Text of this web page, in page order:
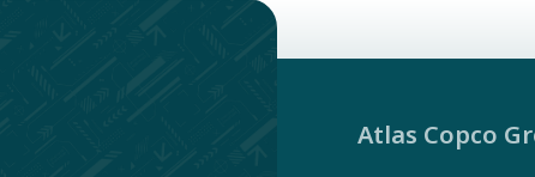
Atlas Copco